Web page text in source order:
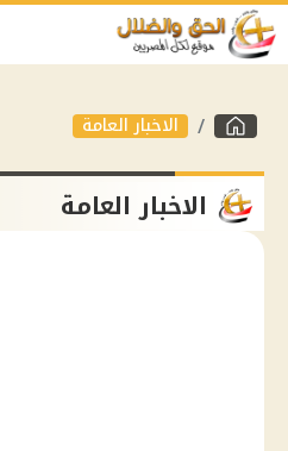
الاخبار العامة
الاخبار العامة